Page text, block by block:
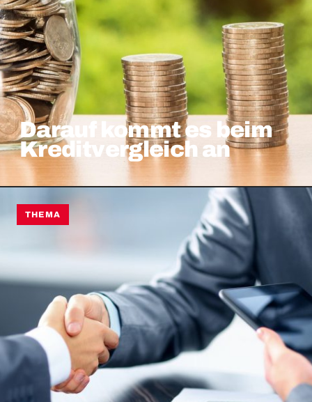
Darauf kommt es beim
Kreditvergleich an
THEMA